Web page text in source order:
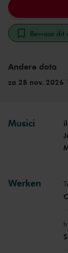
Bewaar dit
Andere data
za 28 nov. 2026
Musici
Werken